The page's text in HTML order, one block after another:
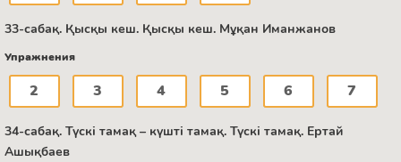
33-сабақ. Қысқы кеш. Қысқы кеш. Мұқан Иманжанов
Упражнения
2 3 4 5 6 7
34-сабақ. Түскі тамақ – күшті тамақ. Түскі тамақ. Ертай
Ашықбаев